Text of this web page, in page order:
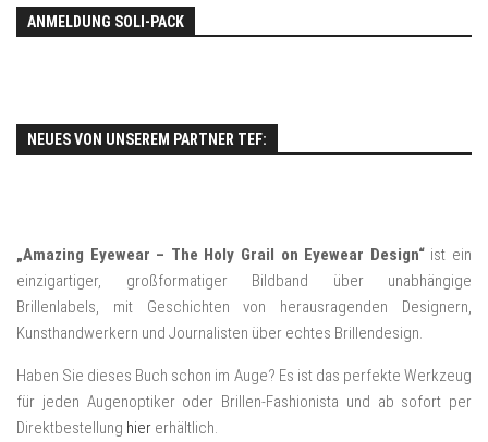
ANMELDUNG SOLI-PACK
NEUES VON UNSEREM PARTNER TEF:
„Amazing Eyewear – The Holy Grail on Eyewear Design“ist ein
einzigartiger, großformatiger Bildband über unabhängige
Brillenlabels, mit Geschichten von herausragenden Designern,
Kunsthandwerkern und Journalisten über echtes Brillendesign.
Haben Sie dieses Buch schon im Auge? Es ist das perfekte Werkzeug
für jeden Augenoptiker oder Brillen-Fashionista und ab sofort per
Direktbestellung hier erhältlich.